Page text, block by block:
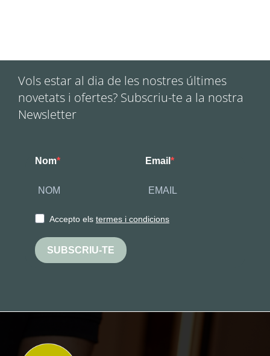
Vols estar al dia de les nostres últimes
novetats i ofertes? Subscriu-te a la nostra
Newsletter
Nom Email
Accepto els termes i condicions
SUBSCRIU-TE